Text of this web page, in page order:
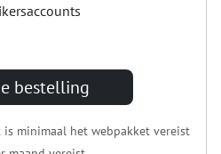
bestelling
minimaal het webpakket vereist